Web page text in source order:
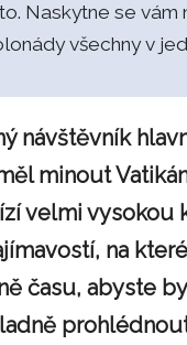
Naskytne se vám
všechny v
návštěvník
minout
velmi vysokou
na
času, abyste